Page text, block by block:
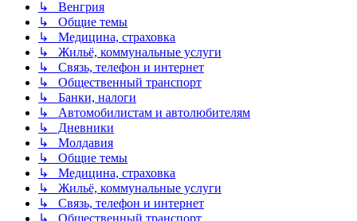
↳ Венгрия
↳ Общие темы
↳ Медицина, страховка
↳ Жильё, коммунальные услуги
↳ Связь, телефон и интернет
↳ Общественный транспорт
↳ Банки, налоги
↳ Автомобилистам и автолюбителям
↳ Дневники
↳ Молдавия
↳ Общие темы
↳ Медицина, страховка
↳ Жильё, коммунальные услуги
↳ Связь, телефон и интернет
↳ Общественный транспорт